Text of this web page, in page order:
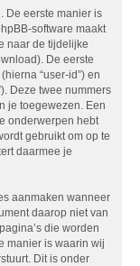
De eerste manier is
software maakt
naar de tijdelijke
De eerste
“user-id”) en
Deze twee nummers
je toegewezen. Een
onderwerpen hebt
gebruikt om op te
daarmee je
aanmaken wanneer
daarop niet van
die worden
manier is waarin wij
Dit is onder